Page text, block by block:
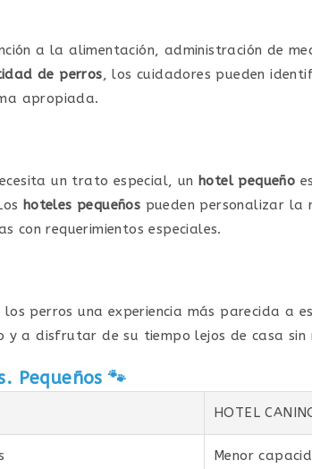
a la alimentación, administración de
de perros, los cuidadores pueden
apropiada.
un trato especial, un hotel pequeño
hoteles pequeños pueden personalizar
con requerimientos especiales.
perros una experiencia más parecida a
a disfrutar de su tiempo lejos de casa sin
Pequeños 🐾
HOTEL
Menor